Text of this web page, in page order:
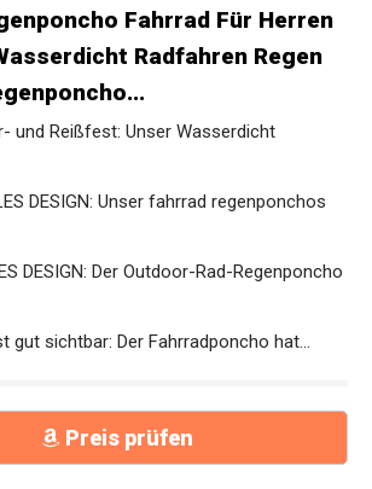
Fahrrad Für Herren
Radfahren Regen
und Reißfest: Unser Wasserdicht
DESIGN: Unser fahrrad regenponchos
DESIGN: Der Outdoor-Rad-Regenponcho
gut sichtbar: Der Fahrradponcho hat...
Preis prüfen